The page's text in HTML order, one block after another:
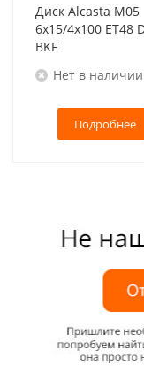
Диск Alcasta M05
6x15/4x100 ET48
BKF
Нет в наличии
Подробнее